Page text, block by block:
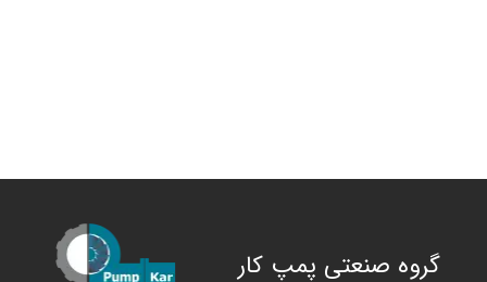
گروه صنعتی پمپ کار